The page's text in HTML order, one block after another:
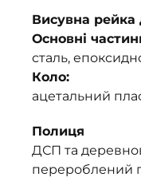
Висувна
Основні
сталь,
Коло:
ацетальний
Полиця
ДСП та
перероблений